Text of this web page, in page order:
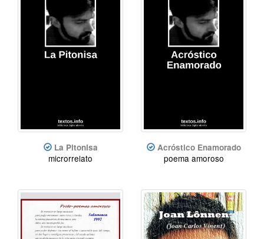
La Pitonisa
microrrelato
Acróstico Enamorado
poema amoroso